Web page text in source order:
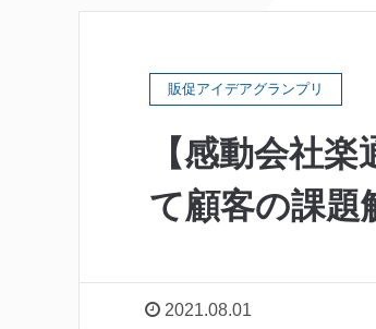
販促アイデアグランプリ
【感動会社
て顧客の課題
2021.08.01